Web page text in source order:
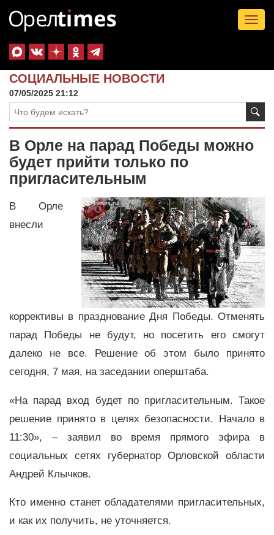
СОЦИАЛЬНЫЕ НОВОСТИ
07/05/2025 21:12
В Орле на парад Победы можно
будет прийти только по
пригласительным
В Орле
внесли
коррективы в празднование Дня Победы. Отменять
парад Победы не будут, но посетить его смогут
далеко не все. Решение об этом было принято
сегодня, 7 мая, на заседании оперштаба.
«На парад вход будет по пригласительным. Такое
решение принято в целях безопасности. Начало в
11:30», – заявил во время прямого эфира в
социальных сетях губернатор Орловской области
Андрей Клычков.
Кто именно станет обладателями пригласительных,
и как их получить, не уточняется.